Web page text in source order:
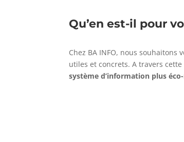
Qu’en est-il pour
Chez BA INFO, nous souhaitons
utiles et concrets. A travers
système d’information plus